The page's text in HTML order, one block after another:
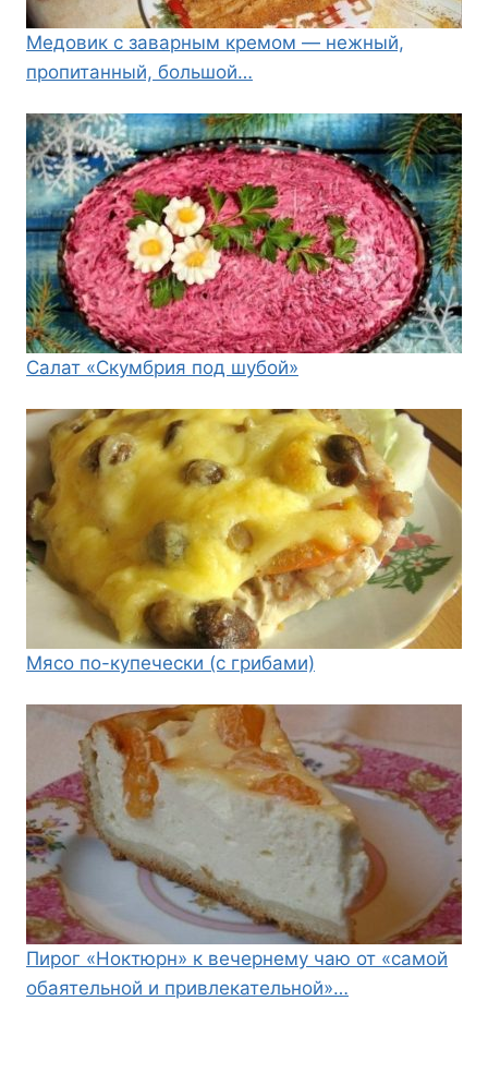
Медовик с заварным кремом — нежный,
пропитанный, большой…
Салат «Скумбрия под шубой»
Мясо по-купечески (с грибами)
Пирог «Ноктюрн» к вечернему чаю от «самой
обаятельной и привлекательной»…